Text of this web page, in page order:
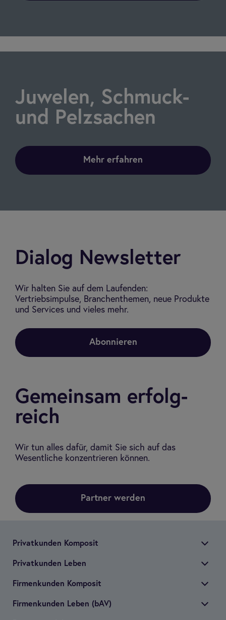
Juwe­len, Schmuck-
und Pelz­sa­chen
Mehr erfahren
Dia­log Newslet­ter
Wir halten Sie auf dem Laufenden:
Vertriebsimpulse, Branchenthemen, neue Produkte
und Services und vieles mehr.
Abonnieren
Gemein­sam erfolg­
reich
Wir tun alles dafür, damit Sie sich auf das
Wesentliche konzentrieren können.
Partner werden
Pri­vat­kun­den Kom­po­sit
Pri­vat­kun­den Leben
Fir­men­kun­den Kom­po­sit
Fir­men­kun­den Leben (bAV)